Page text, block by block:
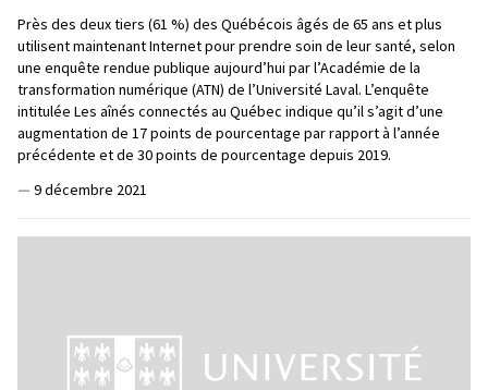
Près des deux tiers (61 %) des Québécois âgés de 65 ans et plus
utilisent maintenant Internet pour prendre soin de leur santé, selon
une enquête rendue publique aujourd’hui par l’Académie de la
transformation numérique (ATN) de l’Université Laval. L’enquête
intitulée Les aînés connectés au Québec indique qu’il s’agit d’une
augmentation de 17 points de pourcentage par rapport à l’année
précédente et de 30 points de pourcentage depuis 2019.
— 9 décembre 2021